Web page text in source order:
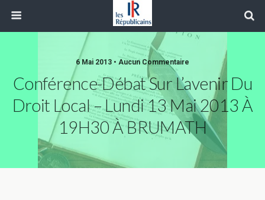
6 Mai 2013 • Aucun Commentaire
Conférence-Débat Sur L’avenir Du
Droit Local – Lundi 13 Mai 2013 À
19H30 À BRUMATH